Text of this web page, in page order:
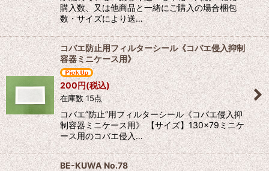
購入数、又は他商品と一緒にご購入の場合梱包
数・サイズにより送…
コバエ防止用フィルターシール《コバエ侵入抑制
容器ミニケース用》
200円(税込)
在庫数 15点
コバエ”防止”用フィルターシール《コバエ侵入抑
制容器ミニケース用》 【サイズ】130×79ミニケ
ース用のコバエ侵入…
BE-KUWA No.78